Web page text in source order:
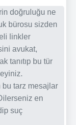
doğruluğu ne
bürosu sizden
linkler
avukat,
tanıtıp bu tür
bu tarz mesajlar
en
suç